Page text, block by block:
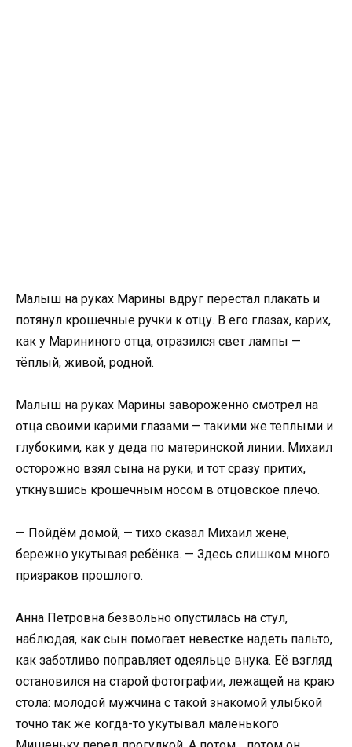
Малыш на руках Марины вдруг перестал плакать и
потянул крошечные ручки к отцу. В его глазах, карих,
как у Марининого отца, отразился свет лампы —
тёплый, живой, родной.
Малыш на руках Марины завороженно смотрел на
отца своими карими глазами — такими же теплыми и
глубокими, как у деда по материнской линии. Михаил
осторожно взял сына на руки, и тот сразу притих,
уткнувшись крошечным носом в отцовское плечо.
— Пойдём домой, — тихо сказал Михаил жене,
бережно укутывая ребёнка. — Здесь слишком много
призраков прошлого.
Анна Петровна безвольно опустилась на стул,
наблюдая, как сын помогает невестке надеть пальто,
как заботливо поправляет одеяльце внука. Её взгляд
остановился на старой фотографии, лежащей на краю
стола: молодой мужчина с такой знакомой улыбкой
точно так же когда-то укутывал маленького